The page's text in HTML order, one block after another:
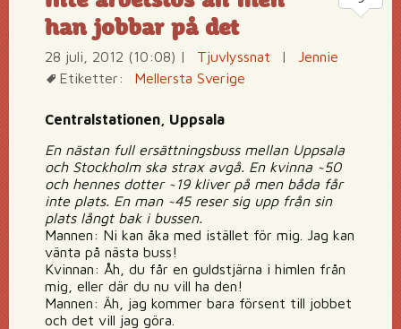
han jobbar på det
28 juli, 2012 (10:08) | Tjuvlyssnat |
Jennie
Etiketter:
Mellersta Sverige
Centralstationen, Uppsala
En nästan full ersättningsbuss mellan Uppsala
och Stockholm ska strax avgå. En kvinna ~50
och hennes dotter ~19 kliver på men båda får
inte plats. En man ~45 reser sig upp från sin
plats långt bak i bussen.
Mannen: Ni kan åka med istället för mig. Jag kan
vänta på nästa buss!
Kvinnan: Åh, du får en guldstjärna i himlen från
mig, eller där du nu vill ha den!
Mannen: Äh, jag kommer bara försent till jobbet
och det vill jag göra.